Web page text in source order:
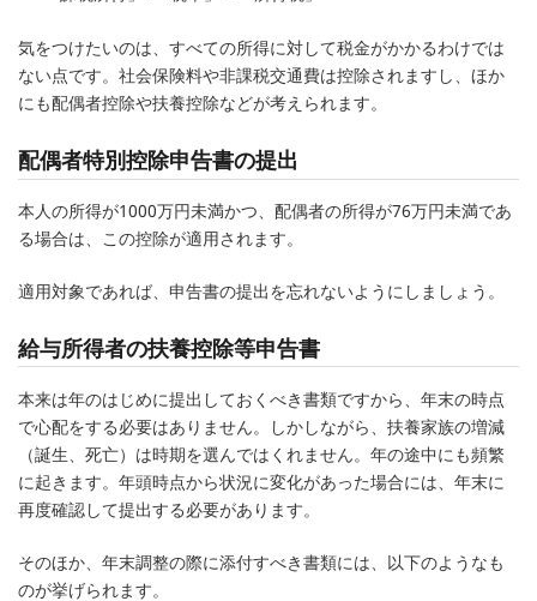
気をつけたいのは、すべての所得に対して税金がかかるわけでは
ない点です。社会保険料や非課税交通費は控除されますし、ほか
にも配偶者控除や扶養控除などが考えられます。
配偶者特別控除申告書の提出
本人の所得が1000万円未満かつ、配偶者の所得が76万円未満であ
る場合は、この控除が適用されます。
適用対象であれば、申告書の提出を忘れないようにしましょう。
給与所得者の扶養控除等申告書
本来は年のはじめに提出しておくべき書類ですから、年末の時点
で心配をする必要はありません。しかしながら、扶養家族の増減
（誕生、死亡）は時期を選んではくれません。年の途中にも頻繁
に起きます。年頭時点から状況に変化があった場合には、年末に
再度確認して提出する必要があります。
そのほか、年末調整の際に添付すべき書類には、以下のようなも
のが挙げられます。